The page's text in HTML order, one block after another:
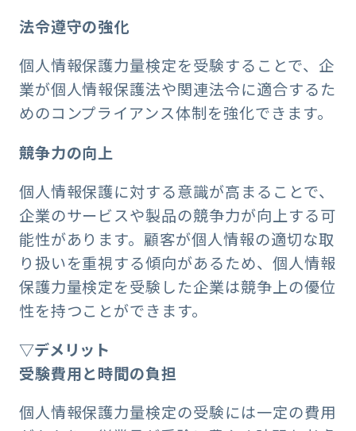
法令遵守の強化
個人情報保護力量検定を受験することで、企
業が個人情報保護法や関連法令に適合するた
めのコンプライアンス体制を強化できます。
競争力の向上
個人情報保護に対する意識が高まることで、
企業のサービスや製品の競争力が向上する可
能性があります。顧客が個人情報の適切な取
り扱いを重視する傾向があるため、個人情報
保護力量検定を受験した企業は競争上の優位
性を持つことができます。
▽デメリット
受験費用と時間の負担
個人情報保護力量検定の受験には一定の費用